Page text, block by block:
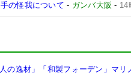
の怪我について - ガンバ大阪 - 14
人の逸材」「和製フォーデン」マ